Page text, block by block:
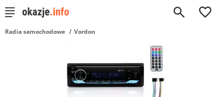
0
Radia samochodowe Vordon